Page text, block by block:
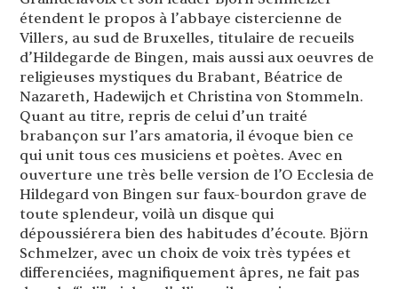
étendent le propos à l’abbaye cistercienne de
Villers, au sud de Bruxelles, titulaire de recueils
d’Hildegarde de Bingen, mais aussi aux oeuvres de
religieuses mystiques du Brabant, Béatrice de
Nazareth, Hadewijch et Christina von Stommeln.
Quant au titre, repris de celui d’un traité
brabançon sur l’ars amatoria, il évoque bien ce
qui unit tous ces musiciens et poètes. Avec en
ouverture une très belle version de l’O Ecclesia de
Hildegard von Bingen sur faux-bourdon grave de
toute splendeur, voilà un disque qui
dépoussiérera bien des habitudes d’écoute. Björn
Schmelzer, avec un choix de voix très typées et
differenciées, magnifiquement âpres, ne fait pas